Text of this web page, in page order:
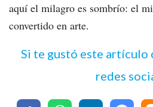
aquí el milagro es sombrío: el
convertido en arte.
Si te gustó este artículo
redes